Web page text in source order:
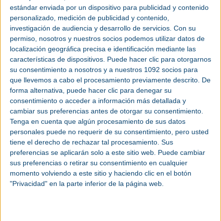
estándar enviada por un dispositivo para publicidad y contenido
personalizado, medición de publicidad y contenido,
investigación de audiencia y desarrollo de servicios. Con su
permiso, nosotros y nuestros socios podemos utilizar datos de
localización geográfica precisa e identificación mediante las
características de dispositivos. Puede hacer clic para otorgarnos
su consentimiento a nosotros y a nuestros 1092 socios para
que llevemos a cabo el procesamiento previamente descrito. De
forma alternativa, puede hacer clic para denegar su
consentimiento o acceder a información más detallada y
cambiar sus preferencias antes de otorgar su consentimiento.
Tenga en cuenta que algún procesamiento de sus datos
personales puede no requerir de su consentimiento, pero usted
tiene el derecho de rechazar tal procesamiento. Sus
preferencias se aplicarán solo a este sitio web. Puede cambiar
sus preferencias o retirar su consentimiento en cualquier
momento volviendo a este sitio y haciendo clic en el botón
"Privacidad" en la parte inferior de la página web.
Obtén aquí tu entrada de forma gratuita –
Empack y Logistics & Automation Bilbao
Este año, el encuentro estará marcado por ladigitalización, lasostenibilidad
y la optimizaciónde lacadena de suministro, que serán algunos de los ejes
clave de esta edición, reflejando las tendencias y necesidades actuales del
sector.
Bajo este enfoque, el evento ofrecerá una amplia zona expositiva donde los
asistentes podrán conocer de primera mano soluciones innovadoras en
envase,embalaje, intralogística, automatización,almacenaje,robótica
transporte y última milla.
Entre las marcas representadas este año estarán presentes: A-Safe, Aliernet,
Bandall Ibérica, Blickle, Cadepa Global Packaging, ControlPack Systems, Lyl
Ingenieria, Rajapack, Signos, Sicnova, System Logistics Spain, Valsay, Trebol
Group, entre otras.
Además de la amplia gama de marcas representadas relacionadas con estos
sectores, Empack y Logistics & Automation ofrecerá un programa de
conferencias y mesas redondas donde agentes expertos analizarán los
desafíos y oportunidades de estas industrias. Asimismo, se llevarán a cabo